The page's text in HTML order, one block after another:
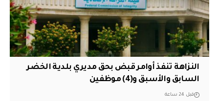
النزاهة تنفذ أوامر قبض بحق مديري بلدية الخضر
السابق والأسبق و(4) موظفين
قبل 24 ساعة